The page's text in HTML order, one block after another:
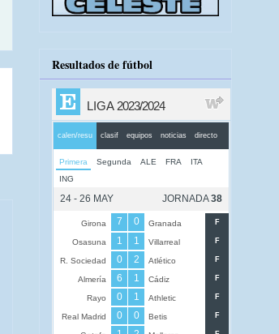
Resultados de fútbol